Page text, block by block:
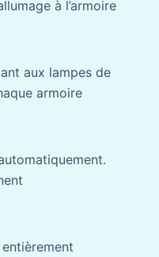
à l’armoire
aux lampes de
armoire